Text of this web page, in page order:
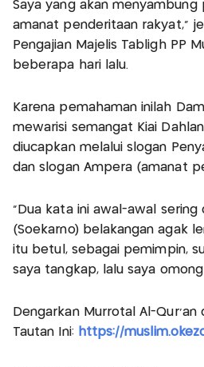
Saya yang akan menyambung
amanat penderitaan rakyat,”
Pengajian Majelis Tabligh PP
beberapa hari lalu.
Karena pemahaman inilah
mewarisi semangat Kiai
diucapkan melalui slogan
dan slogan Ampera (amanat
“Dua kata ini awal-awal sering
(Soekarno) belakangan agak
itu betul, sebagai pemimpin,
saya tangkap, lalu saya
Dengarkan Murrotal Al-Qur'an
Tautan Ini: https://